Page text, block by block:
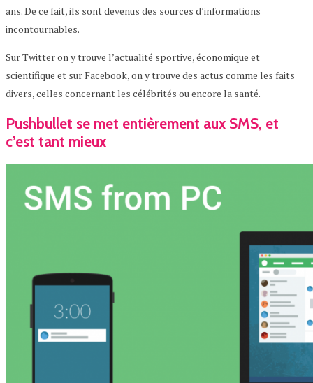
ans. De ce fait, ils sont devenus des sources d’informations
incontournables.
Sur Twitter on y trouve l’actualité sportive, économique et
scientifique et sur Facebook, on y trouve des actus comme les faits
divers, celles concernant les célébrités ou encore la santé.
Pushbullet se met entièrement aux SMS, et
c’est tant mieux